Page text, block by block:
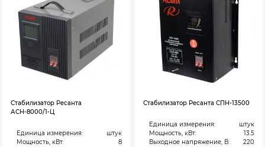
Стабилизатор Ресанта
АСН-8000/1-Ц
Единица измерения:
штук
Мощность, кВт:
8
Стабилизатор Ресанта СПН-13500
Единица измерения:
штук
Мощность, кВт:
13.5
Выходное напряжение, В:
220